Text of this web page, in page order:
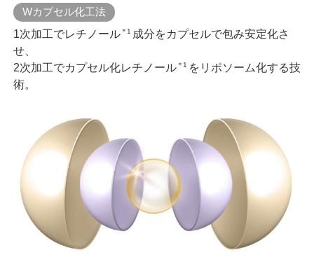
Wカプセル化工法
1次加工でレチノール ＊1 成分をカプセルで包み安定化さ
せ、
2次加工でカプセル化レチノール ＊1 をリポソーム化する技
術。